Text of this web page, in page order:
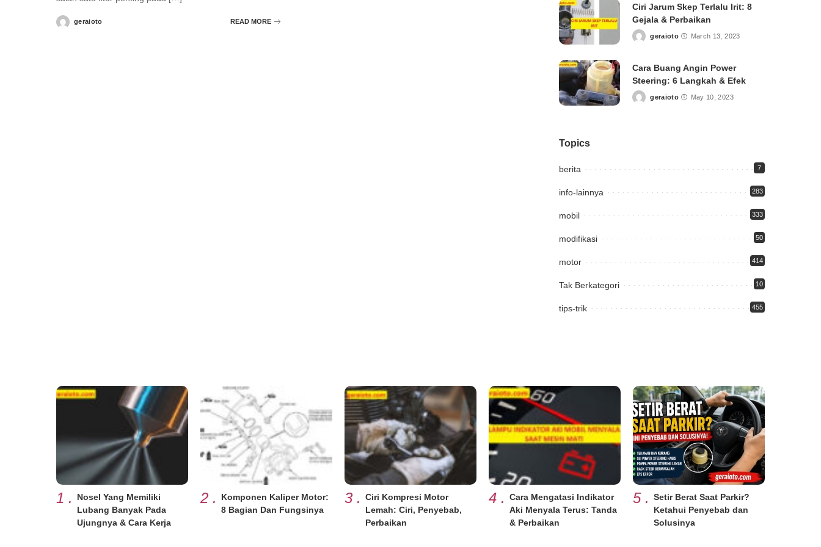
Postedgeraioto READ MORE
Ciri Jarum Skep Terlalu Irit: 8
Gejala & Perbaikan
Postedgeraioto March 13, 2023
Cara Buang Angin Power
Steering: 6 Langkah & Efek
Postedgeraioto May 10, 2023
Topics
berita 7
info-lainnya 283
mobil 333
modifikasi 50
motor 414
Tak Berkategori 10
tips-trik 455
1 .
Nosel Yang Memiliki
Lubang Banyak Pada
Ujungnya & Cara Kerja
2 .
Komponen Kaliper Motor:
8 Bagian Dan Fungsinya
3 .
Ciri Kompresi Motor
Lemah: Ciri, Penyebab,
Perbaikan
4 .
Cara Mengatasi Indikator
Aki Menyala Terus: Tanda
& Perbaikan
5 .
Setir Berat Saat Parkir?
Ketahui Penyebab dan
Solusinya